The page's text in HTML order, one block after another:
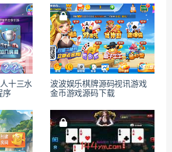
十三水
序
波波娱乐棋牌源码视讯游戏
金币游戏源码下载